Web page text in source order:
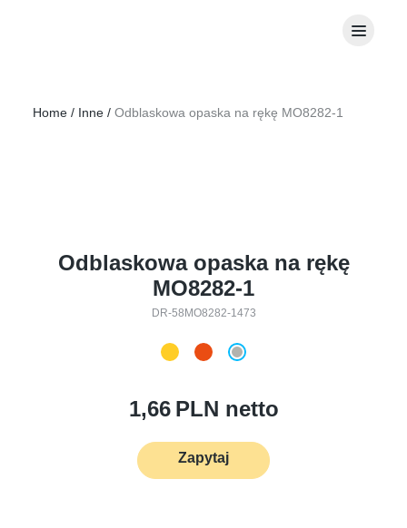
Home / Inne / Odblaskowa ​opaska na rękę MO8282-1
Odblaskowa ​opaska na rękę
MO8282-1
DR-58MO8282-1473
1,66 PLN netto
Zapytaj